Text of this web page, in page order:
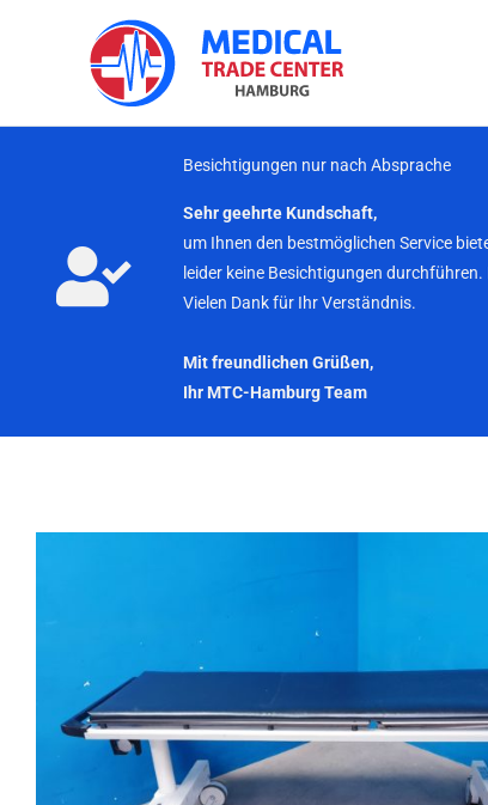
Besichtigungen nur nach Absprache
Sehr geehrte Kundschaft,
um Ihnen den bestmöglichen Service
leider keine Besichtigungen
Vielen Dank für Ihr Verständnis.
Mit freundlichen Grüßen,
Ihr MTC-Hamburg Team